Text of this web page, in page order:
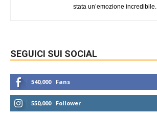
stata un’emozione incredibile.
SEGUICI SUI SOCIAL
540,000 Fans
550,000 Follower